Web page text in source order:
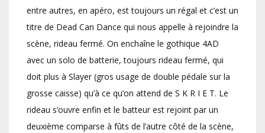
entre autres, en apéro, est toujours un régal et c’est un
titre de Dead Can Dance qui nous appelle à rejoindre la
scène, rideau fermé. On enchaîne le gothique 4AD
avec un solo de batterie, toujours rideau fermé, qui
doit plus à Slayer (gros usage de double pédale sur la
grosse caisse) qu’à ce qu’on attend de S K R I E T. Le
rideau s’ouvre enfin et le batteur est rejoint par un
deuxième comparse à fûts de l’autre côté de la scène,